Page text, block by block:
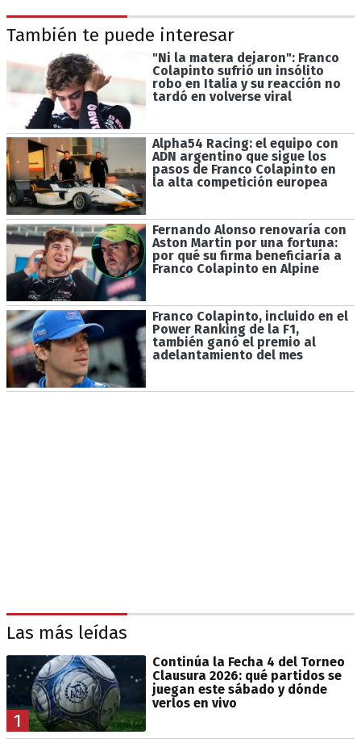
También te puede interesar
"Ni la matera dejaron": Franco
Colapinto sufrió un insólito
robo en Italia y su reacción no
tardó en volverse viral
Alpha54 Racing: el equipo con
ADN argentino que sigue los
pasos de Franco Colapinto en
la alta competición europea
Fernando Alonso renovaría con
Aston Martin por una fortuna:
por qué su firma beneficiaría a
Franco Colapinto en Alpine
Franco Colapinto, incluido en el
Power Ranking de la F1,
también ganó el premio al
adelantamiento del mes
Las más leídas
1
Continúa la Fecha 4 del Torneo
Clausura 2026: qué partidos se
juegan este sábado y dónde
verlos en vivo